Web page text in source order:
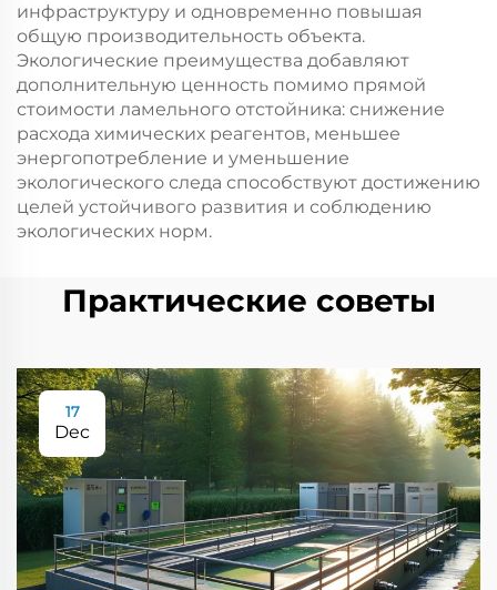
инфраструктуру и одновременно повышая
общую производительность объекта.
Экологические преимущества добавляют
дополнительную ценность помимо прямой
стоимости ламельного отстойника: снижение
расхода химических реагентов, меньшее
энергопотребление и уменьшение
экологического следа способствуют достижению
целей устойчивого развития и соблюдению
экологических норм.
Практические советы
17
Dec